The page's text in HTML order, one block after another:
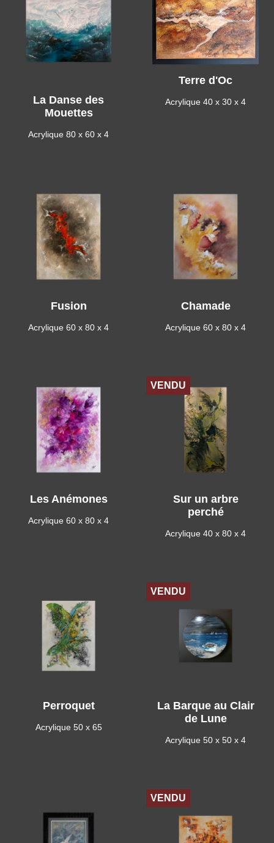
La Danse des
Mouettes
Acrylique 80 x 60 x 4
Terre d'Oc
Acrylique 40 x 30 x 4
Fusion
Acrylique 60 x 80 x 4
Chamade
Acrylique 60 x 80 x 4
Les Anémones
Acrylique 60 x 80 x 4
Sur un arbre
perché
Acrylique 40 x 80 x 4
VENDU
Perroquet
Acrylique 50 x 65
La Barque au Clair
de Lune
Acrylique 50 x 50 x 4
VENDU
VENDU